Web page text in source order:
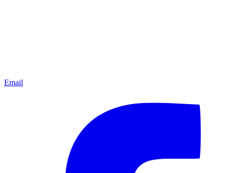
Email